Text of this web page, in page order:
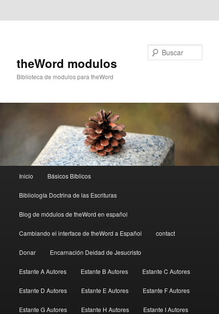
theWord modulos
Biblioteca de modulos para theWord
principal
Inicio Básicos Bíblicos
Bibliología Doctrina de las Escrituras
Blog de módulos de theWord en español
Cambiando el interface de theWord a Español contact
Donar Encarnación Deidad de Jesucristo
Estante A Autores Estante B Autores Estante C Autores
Estante D Autores Estante E Autores Estante F Autores
Estante G Autores Estante H Autores Estante I Autores